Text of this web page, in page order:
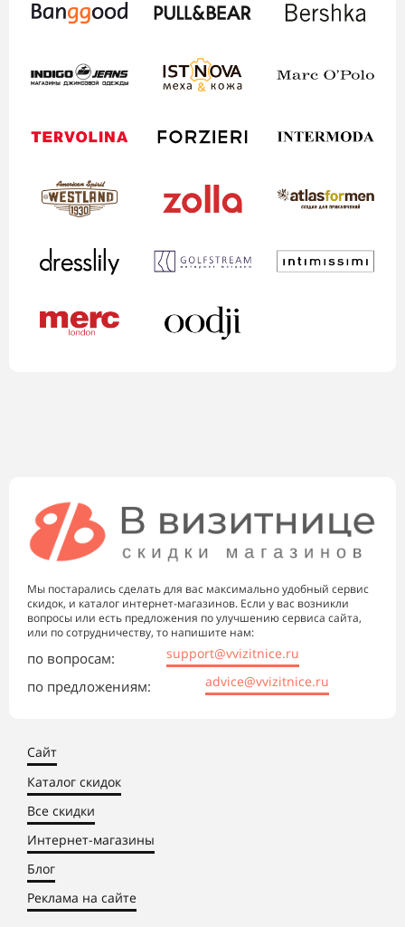
Мы постарались сделать для вас максимально удобный сервис
скидок, и каталог интернет-магазинов. Если у вас возникли
вопросы или есть предложения по улучшению сервиса сайта,
или по сотрудничеству, то напишите нам:
по вопросам: support@vvizitnice.ru
по предложениям: advice@vvizitnice.ru
Сайт
Каталог скидок
Все скидки
Интернет-магазины
Блог
Реклама на сайте